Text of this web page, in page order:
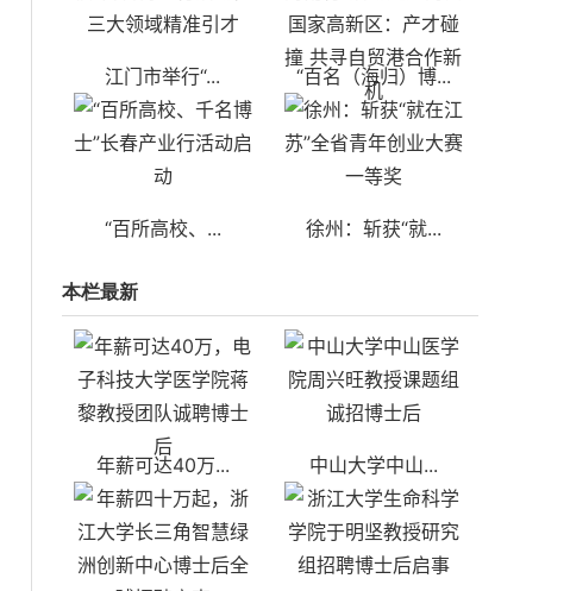
江门市举行“... “百名（海归）博...
“百所高校、... 徐州：斩获“就...
本栏最新
年薪可达40万... 中山大学中山...